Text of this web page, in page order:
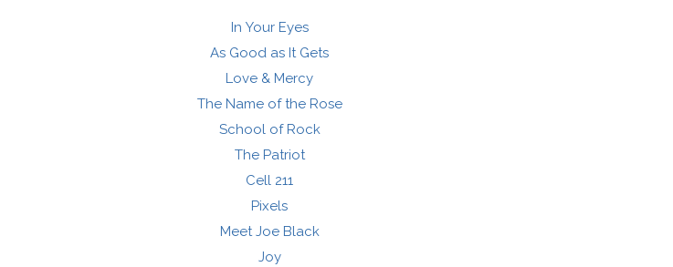
In Your Eyes
As Good as It Gets
Love & Mercy
The Name of the Rose
School of Rock
The Patriot
Cell 211
Pixels
Meet Joe Black
Joy